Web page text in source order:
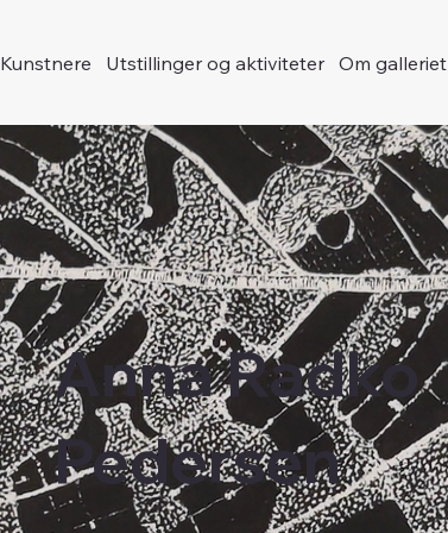
Kunstnere Utstillinger og aktiviteter Om galleriet
Anna Radko
Pedersen